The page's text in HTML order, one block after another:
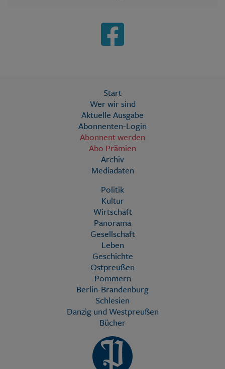
Start
Wer wir sind
Aktuelle Ausgabe
Abonnenten-Login
Abonnent werden
Abo Prämien
Archiv
Mediadaten
Politik
Kultur
Wirtschaft
Panorama
Gesellschaft
Leben
Geschichte
Ostpreußen
Pommern
Berlin-Brandenburg
Schlesien
Danzig und Westpreußen
Bücher